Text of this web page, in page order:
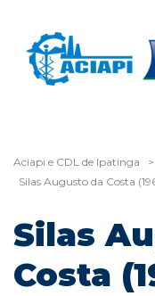
Aciapi e CDL de Ipatinga >
Silas Augusto da Costa
Silas
Costa